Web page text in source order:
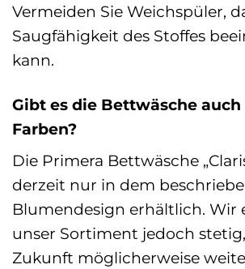
Vermeiden Sie Weichspüler,
Saugfähigkeit des Stoffes
kann.
Gibt es die Bettwäsche
Farben?
Die Primera Bettwäsche
derzeit nur in dem
Blumendesign erhältlich. Wir
unser Sortiment jedoch stetig,
Zukunft möglicherweise